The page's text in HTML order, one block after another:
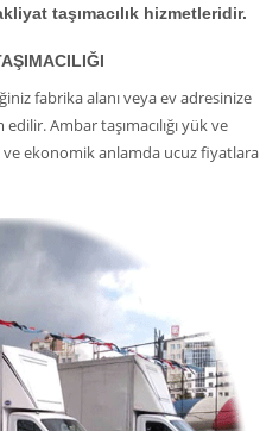
taşımacılık hizmetleridir.
fabrika alanı veya ev adresinize
Ambar taşımacılığı yük ve
ve ekonomik anlamda ucuz fiyatlara